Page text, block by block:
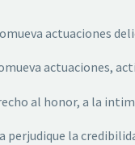
actuaciones
actuaciones,
al honor, a la
perjudique la